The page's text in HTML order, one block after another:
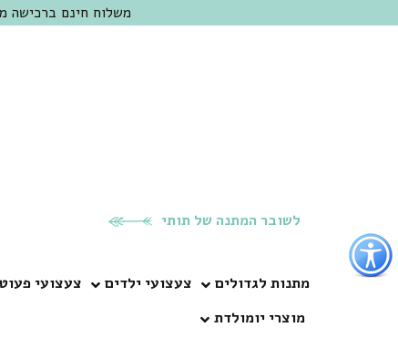
כפתור
לפתיחת
תפריט
נגישות
משלוח חינם ברכישה מעל 300 ש"ח | אופציה למשלוח מהיום להיום באזור המרכז | מוזמנים לבקר
לשובר המתנה של תותי
מתנות לגדולים צעצועי ילדים צעצועי
מוצרי יומולדת